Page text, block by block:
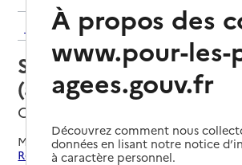
Retour aux résultats de l'annuaire
Service autonomie à
(aide) – Poppin's home
Castelnau-le-Lez, HERAULT
Mis à jour le22/07/2026
Rechercher les établissements et
À propos des
www.pour-les-
agees.gouv.fr
Découvrez comment nous
données en lisant notre notice
à caractère personnel.